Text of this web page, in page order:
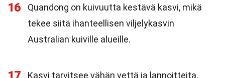
16
Quandong on kuivuutta kestävä kasvi, mikä
tekee siitä ihanteellisen viljelykasvin
Australian kuiville alueille.
Kasvi tarvitsee vähän vettä ja lannoitteita,